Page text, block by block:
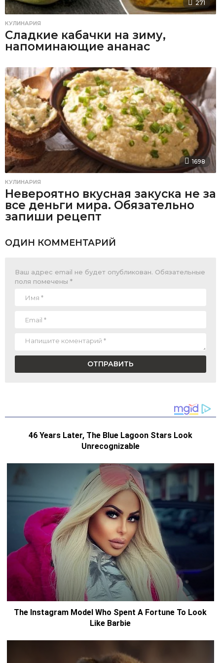
271
КУЛИНАРИЯ
Сладкие кабачки на зиму,
напоминающие ананас
1698
КУЛИНАРИЯ
Невероятно вкусная закуска не за
все деньги мира. Обязательно
запиши рецепт
ОДИН КОММЕНТАРИЙ
Ваш адрес email не будет опубликован. Обязательные
поля помечены *